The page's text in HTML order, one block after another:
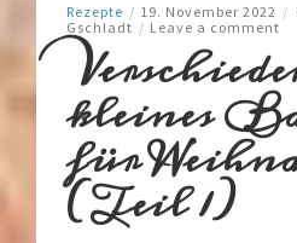
Rezepte / 19. November 2022 /
Gschladt / Leave a comment
kleines
für
(Teil 1)